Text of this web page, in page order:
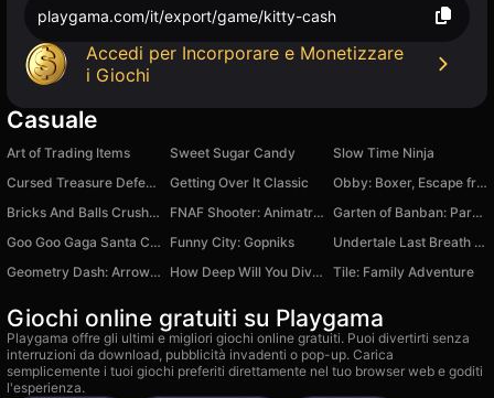
playgama.com/it/export/game/kitty-cash
Accedi per Incorporare e Monetizzare
i Giochi
Casuale
Art of Trading Items Sweet Sugar Candy
Slow Time Ninja
Cursed Treasure Defense
Getting Over It Classic
Obby: Boxer, Escape from the Island!
Bricks And Balls Crusher
FNAF Shooter: Animatronics attack!
Garten of Banban: Parkour
Goo Goo Gaga Santa Claus vs Poppy Playtime 5
Funny City: Gopniks
Undertale Last Breath Phase 3
Geometry Dash: Arrow 2.2
How Deep Will You Dive | Robby Tile: Family Adventure
Giochi online gratuiti su Playgama
Playgama offre gli ultimi e migliori giochi online gratuiti. Puoi divertirti senza
interruzioni da download, pubblicità invadenti o pop-up. Carica
semplicemente i tuoi giochi preferiti direttamente nel tuo browser web e goditi
l'esperienza.